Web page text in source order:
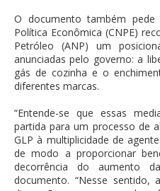
O documento também
Política Econômica (CNPE)
Petróleo (ANP) um
anunciadas pelo governo: a
gás de cozinha e o
diferentes marcas.
“Entende-se que essas
partida para um processo de
GLP à multiplicidade de
de modo a proporcionar
decorrência do aumento
documento. “Nesse sentido,